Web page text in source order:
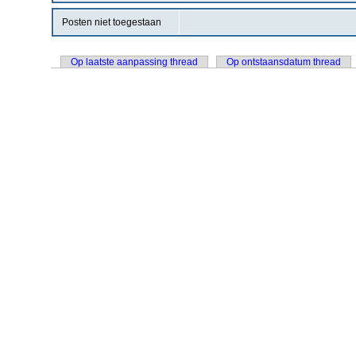
Posten niet toegestaan
Op laatste aanpassing thread Op ontstaansdatum thread